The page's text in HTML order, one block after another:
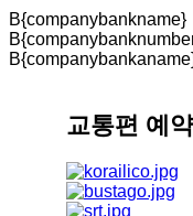
B{companybankname}
교통편 예약